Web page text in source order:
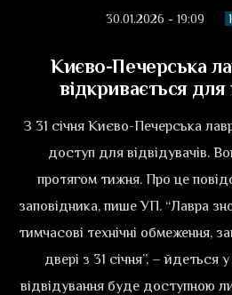
30.01.2026 - 19:09
Києво-Печерська
відкривається для
З 31 січня Києво-Печерська
доступ для відвідувачів.
протягом тижня. Про це
заповідника, пише УП. “Лавра
тимчасові технічні обмеження,
двері з 31 січня”, – йдеться
відвідування буде доступною